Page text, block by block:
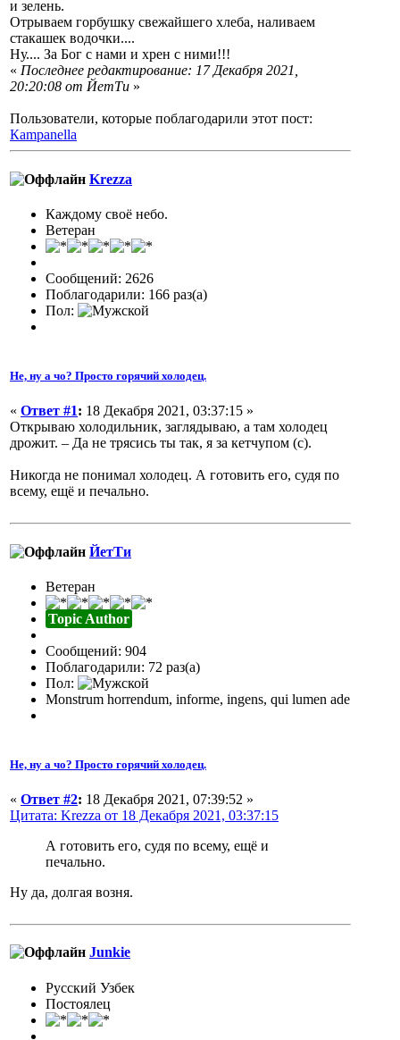
и зелень.
Отрываем горбушку свежайшего хлеба, наливаем
стакашек водочки....
Ну.... За Бог с нами и хрен с ними!!!
« Последнее редактирование: 17 Декабря 2021,
20:20:08 от ЙетТи »
Пользователи, которые поблагодарили этот пост:
Кampanella
Krezza
Каждому своё небо.
Ветеран
Сообщений: 2626
Поблагодарили: 166 раз(а)
Пол:
Не, ну а чо? Просто горячий холодец.
« Ответ #1: 18 Декабря 2021, 03:37:15 »
Открываю холодильник, заглядываю, а там холодец
дрожит. – Да не трясись ты так, я за кетчупом (с).
Никогда не понимал холодец. А готовить его, судя по
всему, ещё и печально.
ЙетТи
Ветеран
Topic Author
Сообщений: 904
Поблагодарили: 72 раз(а)
Пол:
Monstrum horrendum, informe, ingens, qui lumen ade
Не, ну а чо? Просто горячий холодец.
« Ответ #2: 18 Декабря 2021, 07:39:52 »
Цитата: Krezza от 18 Декабря 2021, 03:37:15
А готовить его, судя по всему, ещё и
печально.
Ну да, долгая возня.
Junkie
Русский Узбек
Постоялец